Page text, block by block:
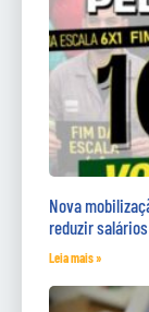
Nova
reduzir salários
Leia mais »